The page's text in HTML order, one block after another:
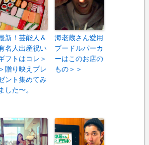
新！芸能人＆
名人出産祝い
フトはコレ＞
＞贈り映えプレ
ント集めてみ
した〜。
海老蔵さん愛用
プードルパーカ
ーはこのお店の
もの＞＞